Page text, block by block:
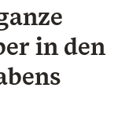
in den